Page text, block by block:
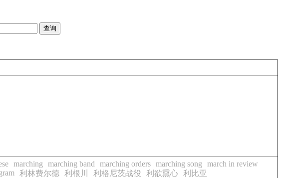
marching marching band marching orders marching song
march in review
利林费尔德 利根川 利格尼茨战役 利欲熏心 利比亚